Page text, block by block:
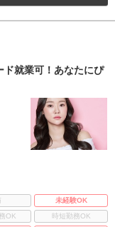
就業可！あなたにぴ
未経験OK
OK
時短勤務OK